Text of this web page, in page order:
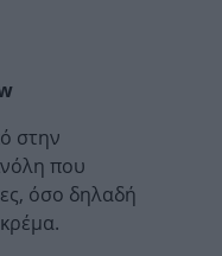
στην
που
όσο δηλαδή